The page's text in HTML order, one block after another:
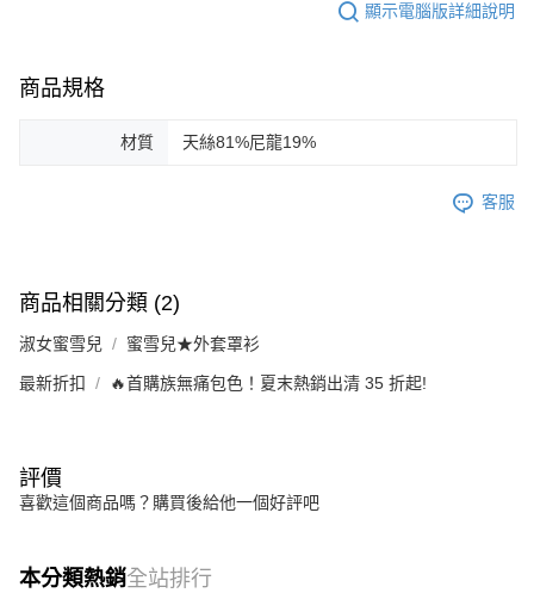
顯示電腦版詳細說明
商品規格
材質 天絲81%尼龍19%
客服
商品相關分類 (2)
淑女蜜雪兒 蜜雪兒★外套罩衫
最新折扣 🔥首購族無痛包色！夏末熱銷出清 35 折起!
評價
喜歡這個商品嗎？購買後給他一個好評吧
本分類熱銷全站排行